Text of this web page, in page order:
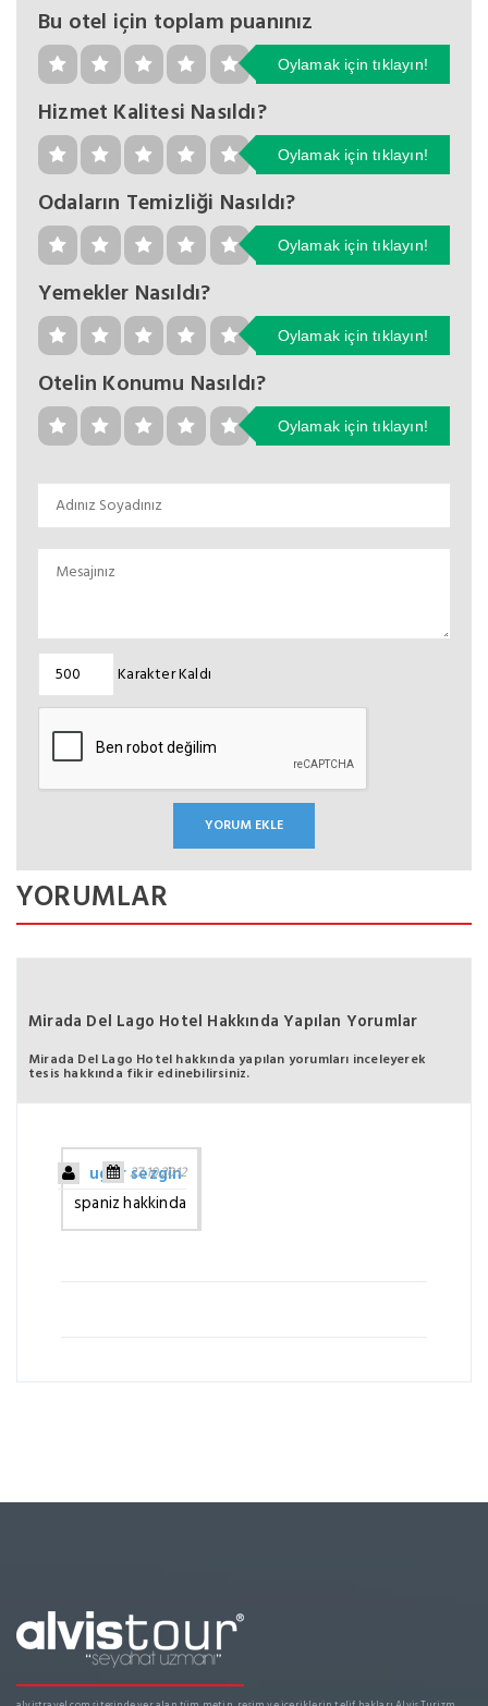
Bu otel için toplam puanınız
Oylamak için tıklayın!
Hizmet Kalitesi Nasıldı?
Oylamak için tıklayın!
Odaların Temizliği Nasıldı?
Oylamak için tıklayın!
Yemekler Nasıldı?
Oylamak için tıklayın!
Otelin Konumu Nasıldı?
Oylamak için tıklayın!
Karakter Kaldı
YORUMLAR
Mirada Del Lago Hotel Hakkında Yapılan Yorumlar
Mirada Del Lago Hotel hakkında yapılan yorumları inceleyerek
tesis hakkında fikir edinebilirsiniz.
ugur sezgin
spaniz hakkinda
27.10.2012